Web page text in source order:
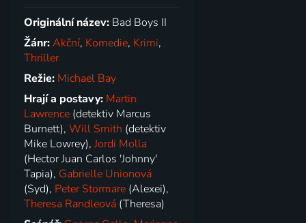
Originální název: Bad Boys II
Žánr:Akční, Komedie, Krimi,
Thriller
Režie: Michael Bay
Hrají a postavy: Martin
Lawrence (detektiv Marcus
Burnett),Will Smith (detektiv
Mike Lowrey),Jordi Molla
(Hector Juan Carlos 'Johnny'
Tapia), Gabrielle Unionová
(Syd), Peter Stormare (Alexei),
Theresa Randleová (Theresa)